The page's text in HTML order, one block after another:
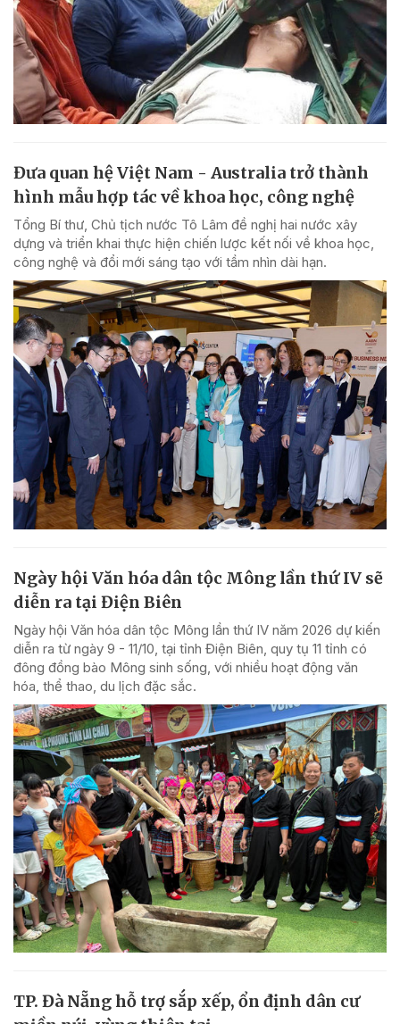
Đưa quan hệ Việt Nam - Australia trở thành
hình mẫu hợp tác về khoa học, công nghệ
Tổng Bí thư, Chủ tịch nước Tô Lâm đề nghị hai nước xây
dựng và triển khai thực hiện chiến lược kết nối về khoa học,
công nghệ và đổi mới sáng tạo với tầm nhìn dài hạn.
Ngày hội Văn hóa dân tộc Mông lần thứ IV sẽ
diễn ra tại Điện Biên
Ngày hội Văn hóa dân tộc Mông lần thứ IV năm 2026 dự kiến
diễn ra từ ngày 9 - 11/10, tại tỉnh Điện Biên, quy tụ 11 tỉnh có
đông đồng bào Mông sinh sống, với nhiều hoạt động văn
hóa, thể thao, du lịch đặc sắc.
TP. Đà Nẵng hỗ trợ sắp xếp, ổn định dân cư